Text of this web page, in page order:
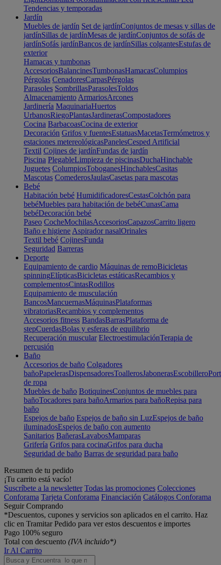
Tendencias y temporadas
Jardín
Muebles de jardín Set de jardínConjuntos de mesas y sillas de
jardínSillas de jardínMesas de jardínConjuntos de sofás de
jardínSofás jardínBancos de jardínSillas colgantesEstufas de
exterior
Hamacas y tumbonas
AccesoriosBalancinesTumbonasHamacasColumpios
Pérgolas CenadoresCarpasPérgolas
Parasoles SombrillasParasolesToldos
Almacenamiento ArmariosArcones
Jardinería MaquinariaHuertos
UrbanosRiegoPlantasJardinerasCompostadores
Cocina BarbacoasCocina de exterior
Decoración Grifos y fuentesEstatuasMacetasTermómetros y
estaciones metereológicasPanelesCesped Artificial
Textil Cojines de jardínFundas de jardín
Piscina PlegableLimpieza de piscinasDuchaHinchable
Juguetes ColumpiosToboganesHinchablesCasitas
Mascotas ComederosJaulasCasetas para mascotas
Bebé
Habitación bebé HumidificadoresCestasColchón para
bebéMuebles para habitación de bebéCunasCama
bebéDecoración bebé
Paseo CocheMochilasAccesoriosCapazosCarrito ligero
Baño e higiene Aspirador nasalOrinales
Textil bebé CojinesFunda
Seguridad Barreras
Deporte
Equipamiento de cardio Máquinas de remoBicicletas
spinningElípticasBicicletas estáticasRecambios y
complementosCintasRodillos
Equipamiento de musculación
BancosMancuernasMáquinasPlataformas
vibratoriasRecambios y complementos
Accesorios fitness BandasBarrasPlataforma de
stepCuerdasBolas y esferas de equilibrio
Recuperación muscular ElectroestimulaciónTerapia de
percusión
Baño
Accesorios de baño Colgadores
bañoPapelerasDispensadoresToallerosJabonerasEscobillero
de ropa
Muebles de baño BotiquinesConjuntos de muebles para
bañoTocadores para bañoArmarios para bañoRepisa para
baño
Espejos de baño Espejos de baño sin LuzEspejos de baño
iluminadosEspejos de baño con aumento
Sanitarios BañerasLavabosMamparas
Grifería Grifos para cocinaGrifos para ducha
Seguridad de baño Barras de seguridad para baño
Resumen de tu pedido
¡Tu carrito está vacío!
Suscríbete a la newsletter Todas las promociones Colecciones
Conforama Tarjeta Conforama Financiación Catálogos Conforama
Seguir Comprando
*Descuentos, cupones y servicios son aplicados en el carrito. Haz
clic en Tramitar Pedido para ver estos descuentos e importes
Pago 100% seguro
Total con descuento (IVA incluido*)
Ir Al Carrito